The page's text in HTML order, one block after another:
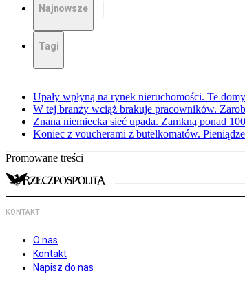
Najnowsze
Tagi
Upały wpłyną na rynek nieruchomości. Te
W tej branży wciąż brakuje pracowników.
Znana niemiecka sieć upada. Zamkną ponad
Koniec z voucherami z butelkomatów.
Promowane treści
KONTAKT
O nas
Kontakt
Napisz do nas